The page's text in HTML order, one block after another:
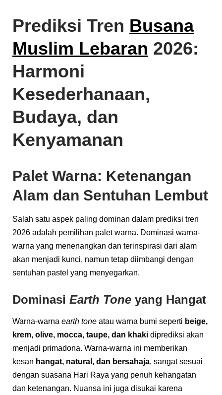
Prediksi Tren Busana
Muslim Lebaran 2026:
Harmoni
Kesederhanaan,
Budaya, dan
Kenyamanan
Palet Warna: Ketenangan
Alam dan Sentuhan Lembut
Salah satu aspek paling dominan dalam prediksi tren
2026 adalah pemilihan palet warna. Dominasi warna-
warna yang menenangkan dan terinspirasi dari alam
akan menjadi kunci, namun tetap diimbangi dengan
sentuhan pastel yang menyegarkan.
Dominasi Earth Tone yang Hangat
Warna-warna earth tone atau warna bumi seperti beige,
krem, olive, mocca, taupe, dan khaki diprediksi akan
menjadi primadona. Warna-warna ini memberikan
kesan hangat, natural, dan bersahaja, sangat sesuai
dengan suasana Hari Raya yang penuh kehangatan
dan ketenangan. Nuansa ini juga disukai karena